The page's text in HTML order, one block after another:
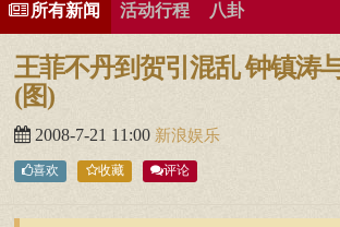
所有新闻 活动行程 八卦
王菲不丹到贺引混乱 钟镇涛
(图)
2008-7-21 11:00 新浪娱乐
喜欢 收藏 评论